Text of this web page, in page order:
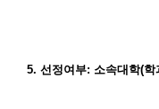
5. 선정여부: 소속대학(학